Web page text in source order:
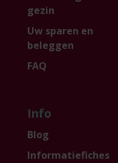
gezin
Uw sparen en
beleggen
FAQ
Info
Blog
Informatiefiches